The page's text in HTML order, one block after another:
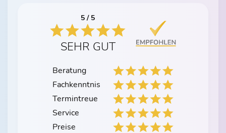
5 / 5
SEHR GUT
Beratung
Fachkenntnis
Termintreue
Service
Preise